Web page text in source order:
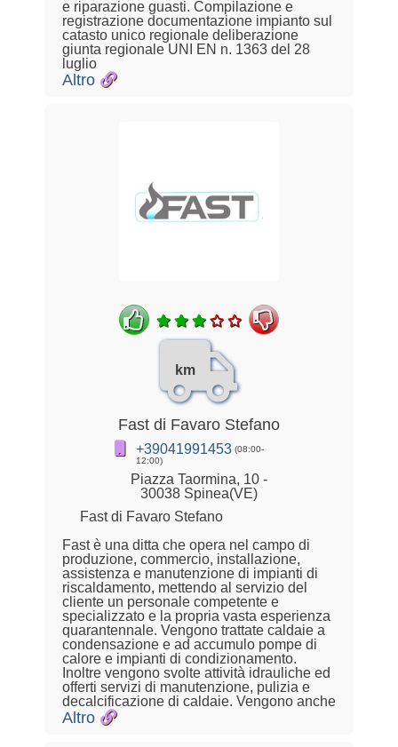
e riparazione guasti. Compilazione e
registrazione documentazione impianto sul
catasto unico regionale deliberazione
giunta regionale UNI EN n. 1363 del 28
luglio
Altro
km
Fast di Favaro Stefano
+39041991453 (08:00-
12:00)
Piazza Taormina, 10 -
30038 Spinea(VE)
Fast di Favaro Stefano
Fast è una ditta che opera nel campo di
produzione, commercio, installazione,
assistenza e manutenzione di impianti di
riscaldamento, mettendo al servizio del
cliente un personale competente e
specializzato e la propria vasta esperienza
quarantennale. Vengono trattate caldaie a
condensazione e ad accumulo pompe di
calore e impianti di condizionamento.
Inoltre vengono svolte attività idrauliche ed
offerti servizi di manutenzione, pulizia e
decalcificazione di caldaie. Vengono anche
Altro